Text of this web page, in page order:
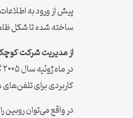
پیش از ورود به
ساخته شده تا شکل
از مدیریت شرکت کوچک
کاربردی برای
در واقع می‌توان روبین